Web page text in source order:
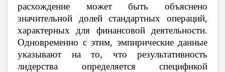
расхождение может быть объяснено
значительной долей стандартных операций,
характерных для финансовой деятельности.
Одновременно с этим, эмпирические данные
указывают на то, что результативность
лидерства определяется спецификой